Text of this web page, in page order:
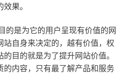
果。
的是为它的用户呈现有价值的网
站自身来决定的，越有价值，权
目的就是为了提升网站价值。
的内容，只有最了解产品和服务